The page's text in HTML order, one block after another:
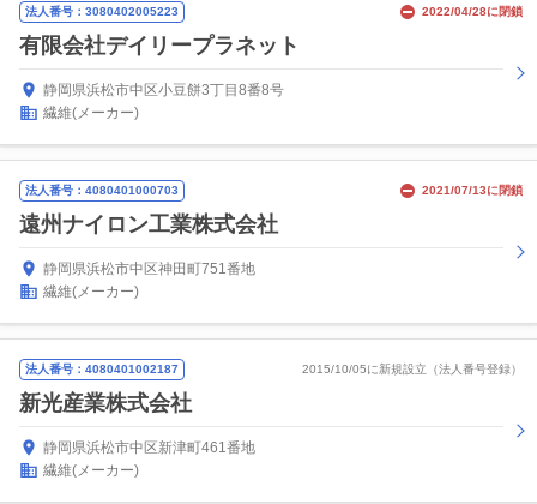
法人番号：3080402005223 2022/04/28に閉鎖
有限会社デイリープラネット
静岡県浜松市中区小豆餅3丁目8番8号
繊維(メーカー)
法人番号：4080401000703 2021/07/13に閉鎖
遠州ナイロン工業株式会社
静岡県浜松市中区神田町751番地
繊維(メーカー)
法人番号：4080401002187 2015/10/05に新規設立（法人番号登録）
新光産業株式会社
静岡県浜松市中区新津町461番地
繊維(メーカー)